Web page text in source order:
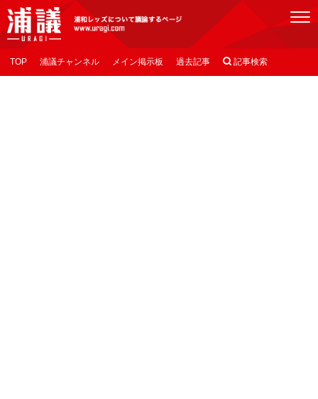
[浦議]浦和レッズについて議論するページ
TOP 浦議チャンネル メイン掲示板 過去記事  記事検索